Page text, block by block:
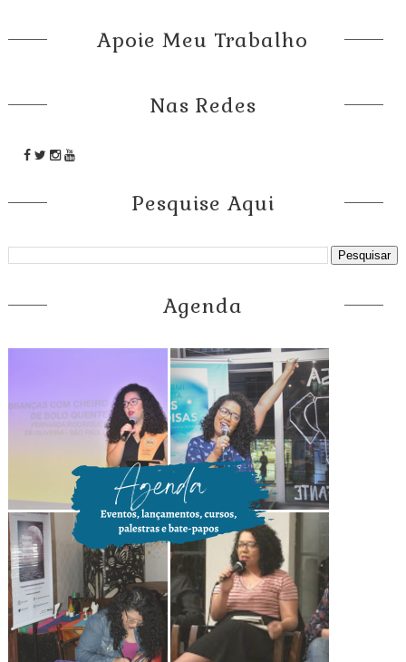
Apoie Meu Trabalho
Nas Redes
Pesquise Aqui
Agenda